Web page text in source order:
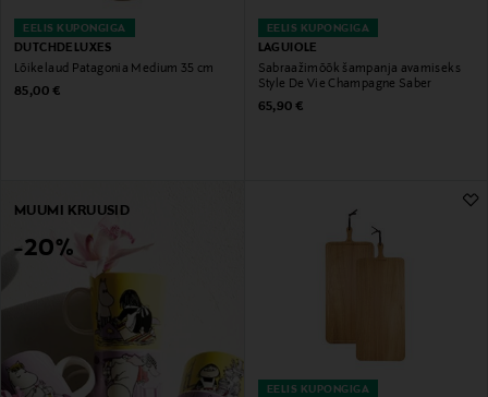
EELIS KUPONGIGA
DUTCHDELUXES
Lõikelaud Patagonia Medium 35 cm
Original Price
85,00 €
EELIS KUPONGIGA
LAGUIOLE
Sabraažimõõk šampanja avamiseks
Style De Vie Champagne Saber
Original Price
65,90 €
MUUMI KRUUSID
-20%
EELIS KUPONGIGA